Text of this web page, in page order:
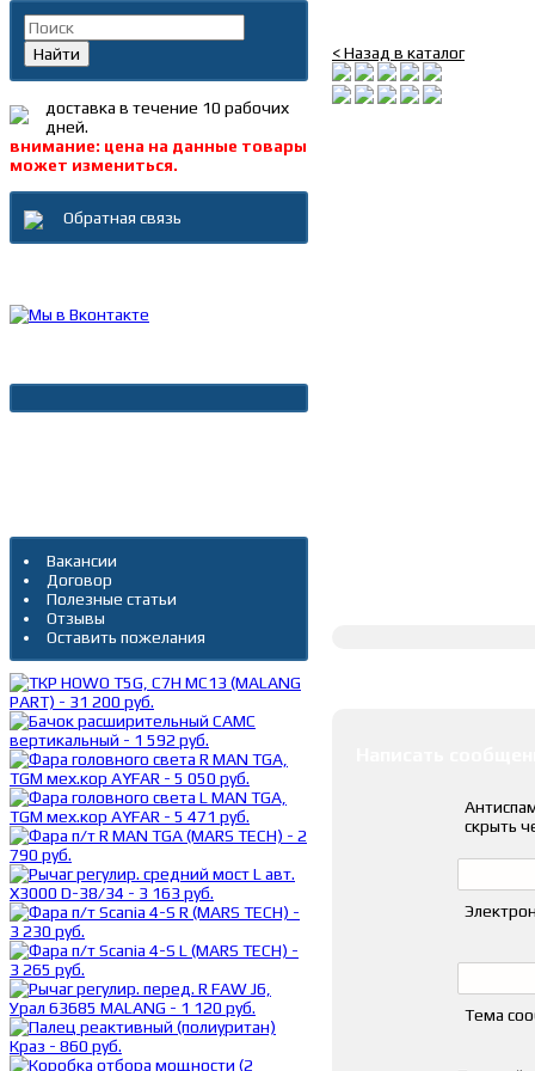
< Назад в каталог
скрыть
Тема
Найти
доставка в течение 10 рабочих
дней.
внимание: цена на данные товары
может измениться.
Обратная связь
Вакансии
Договор
Полезные статьи
Отзывы
Оставить пожелания